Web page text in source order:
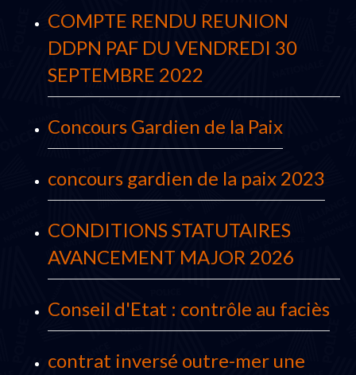
COMPTE RENDU REUNION
DDPN PAF DU VENDREDI 30
SEPTEMBRE 2022
Concours Gardien de la Paix
concours gardien de la paix 2023
CONDITIONS STATUTAIRES
AVANCEMENT MAJOR 2026
Conseil d'Etat : contrôle au faciès
contrat inversé outre-mer une